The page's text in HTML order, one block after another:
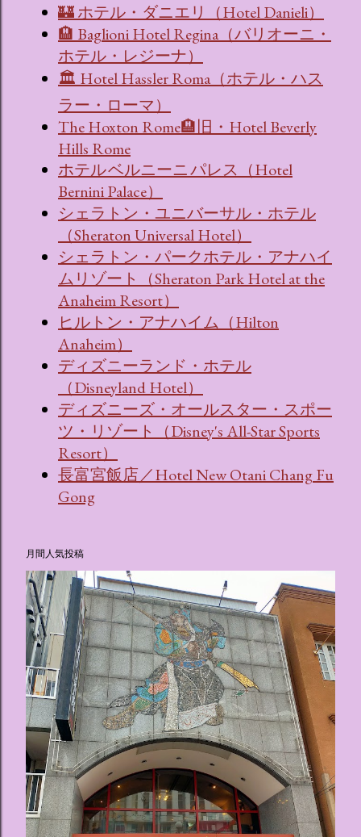
🏰 ホテル・ダニエリ（Hotel Danieli）
🏨 Baglioni Hotel Regina（バリオーニ・
ホテル・レジーナ）
🏛 Hotel Hassler Roma（ホテル・ハス
ラー・ローマ）
The Hoxton Rome🏨旧・Hotel Beverly
Hills Rome
ホテル ベルニーニ パレス（Hotel
Bernini Palace）
シェラトン・ユニバーサル・ホテル
（Sheraton Universal Hotel）
シェラトン・パークホテル・アナハイ
ムリゾート（Sheraton Park Hotel at the
Anaheim Resort）
ヒルトン・アナハイム（Hilton
Anaheim）
ディズニーランド・ホテル
（Disneyland Hotel）
ディズニーズ・オールスター・スポー
ツ・リゾート（Disney's All-Star Sports
Resort）
長富宮飯店／Hotel New Otani Chang Fu
Gong
月間人気投稿